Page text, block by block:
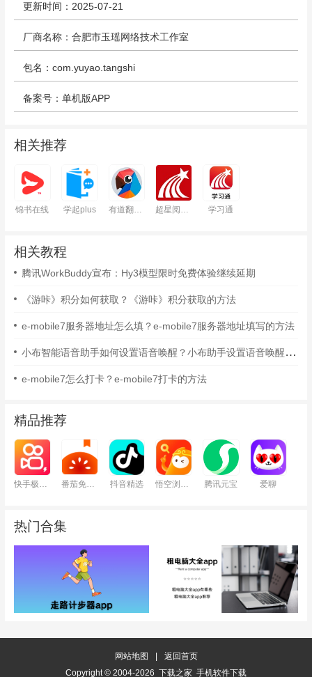
更新时间：2025-07-21
厂商名称：合肥市玉瑶网络技术工作室
包名：com.yuyao.tangshi
备案号：单机版APP
相关推荐
锦书在线 学起plus 有道翻译官 超星阅读器 学习通
相关教程
腾讯WorkBuddy宣布：Hy3模型限时免费体验继续延期
《游咔》积分如何获取？《游咔》积分获取的方法
e-mobile7服务器地址怎么填？e-mobile7服务器地址填写的方法
小布智能语音助手如何设置语音唤醒？小布助手设置语音唤醒的方法
e-mobile7怎么打卡？e-mobile7打卡的方法
精品推荐
快手极速版 番茄免费小说 抖音精选 悟空浏览器 腾讯元宝 爱聊
热门合集
网站地图
返回首页
Copyright © 2004-2026 下载之家 手机软件下载